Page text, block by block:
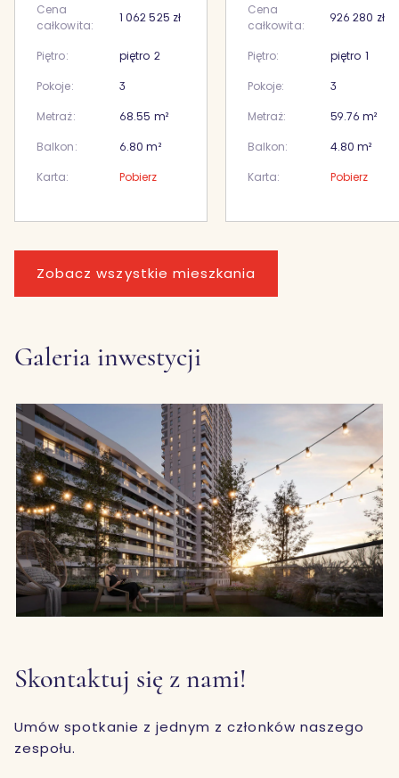
Cena
całkowita:
1 062 525 zł
Piętro: piętro 2
Pokoje:
3
Metraż:
68.55 m²
Balkon:
6.80 m²
Karta:
Pobierz
Cena
całkowita:
926 280 zł
Piętro: piętro 1
Pokoje:
3
Metraż:
59.76 m²
Balkon:
4.80 m²
Karta:
Pobierz
Zobacz wszystkie mieszkania
Galeria inwestycji
Skontaktuj się z nami!
Umów spotkanie z jednym z członków naszego
zespołu.